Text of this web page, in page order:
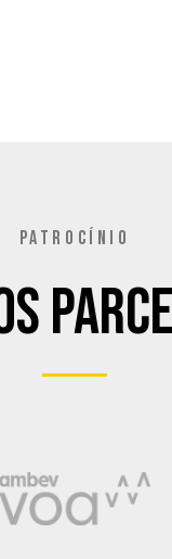
PATROCÍNIO